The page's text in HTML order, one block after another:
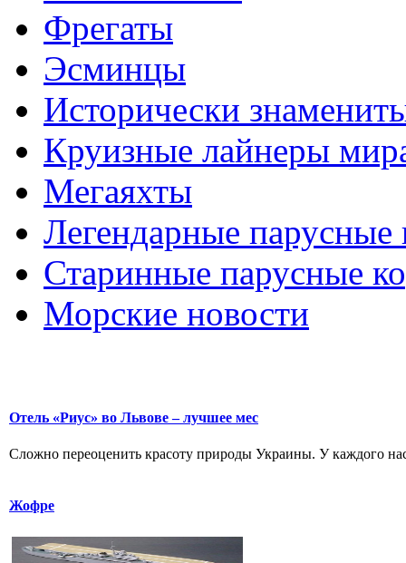
Фрегаты
Эсминцы
Исторически
Круизные лайнеры
Мегаяхты
Легендарные парусные
Старинные парусные
Морские новости
Отель «Риус» во Львове – лучшее мес
Сложно переоценить красоту природы Украины. У каждого
Жофре